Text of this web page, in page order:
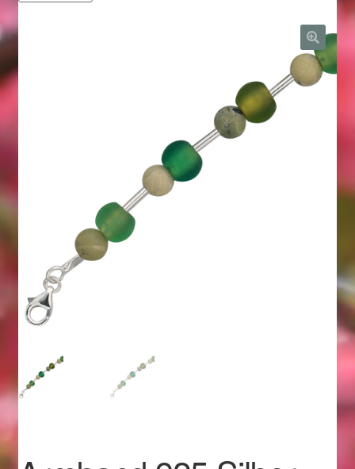
Datenschutz
Geschenke zu Ostern 2023
Geschenkideen für Weihnachten 2022
Geschenkideen für Weihnachten 2023
Geschenkideen für Weihnachten 2024
Geschenkideen für Weihnachten 2025
Halloween Schmuck online kaufen 2015
Halloween Schmuck online kaufen 2016
Halloween Schmuck online kaufen 2017